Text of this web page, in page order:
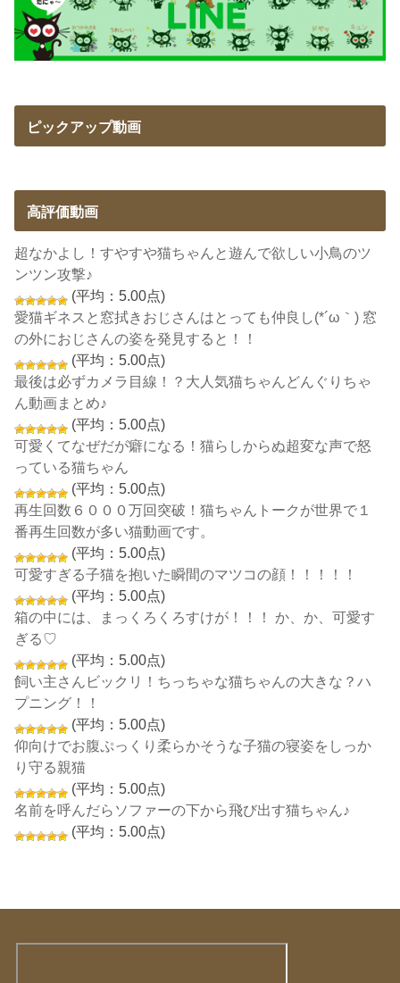
ピックアップ動画
高評価動画
超なかよし！すやすや猫ちゃんと遊んで欲しい小鳥のツ
ンツン攻撃♪
(平均：5.00点)
愛猫ギネスと窓拭きおじさんはとっても仲良し(*´ω｀) 窓
の外におじさんの姿を発見すると！！
(平均：5.00点)
最後は必ずカメラ目線！？大人気猫ちゃんどんぐりちゃ
ん動画まとめ♪
(平均：5.00点)
可愛くてなぜだが癖になる！猫らしからぬ超変な声で怒
っている猫ちゃん
(平均：5.00点)
再生回数６０００万回突破！猫ちゃんトークが世界で１
番再生回数が多い猫動画です。
(平均：5.00点)
可愛すぎる子猫を抱いた瞬間のマツコの顔！！！！！
(平均：5.00点)
箱の中には、まっくろくろすけが！！！ か、か、可愛す
ぎる♡
(平均：5.00点)
飼い主さんビックリ！ちっちゃな猫ちゃんの大きな？ハ
プニング！！
(平均：5.00点)
仰向けでお腹ぷっくり柔らかそうな子猫の寝姿をしっか
り守る親猫
(平均：5.00点)
名前を呼んだらソファーの下から飛び出す猫ちゃん♪
(平均：5.00点)